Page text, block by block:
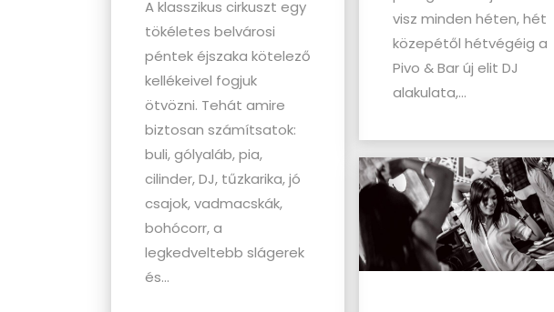
visz minden héten, hét
közepétől hétvégéig a
Pivo & Bar új elit DJ
alakulata,...
A klasszikus cirkuszt egy
tökéletes belvárosi
péntek éjszaka kötelező
kellékeivel fogjuk
ötvözni. Tehát amire
biztosan számítsatok:
buli, gólyaláb, pia,
cilinder, DJ, tűzkarika, jó
csajok, vadmacskák,
bohócorr, a
legkedveltebb slágerek
és...